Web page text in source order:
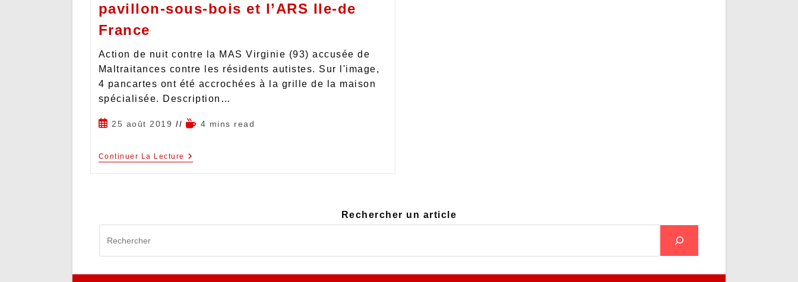
pavillon-sous-bois et l’ARS Ile-de
France
Action de nuit contre la MAS Virginie (93) accusée de
Maltraitances contre les résidents autistes. Sur l'image,
4 pancartes ont été accrochées à la grille de la maison
spécialisée. Description…
25 août 2019 4 mins read
Continuer La Lecture
Rechercher un article